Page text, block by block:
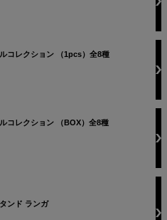
コレクション （1pcs）全8種
コレクション （BOX）全8種
ンド ランガ